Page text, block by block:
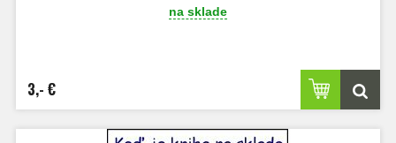
na sklade
3,- €